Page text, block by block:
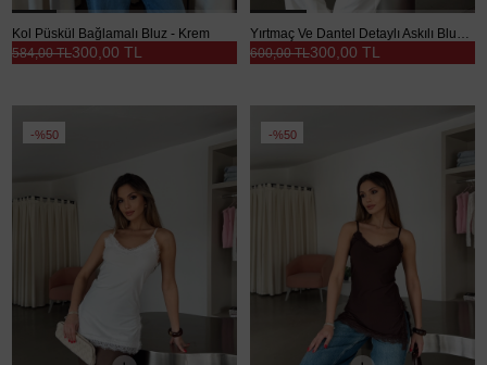
Kol Püskül Bağlamalı Bluz - Krem
300,00 TL
584,00 TL
Yırtmaç Ve Dantel Detaylı Askılı Bluz - Siyah
300,00 TL
600,00 TL
%50 %50